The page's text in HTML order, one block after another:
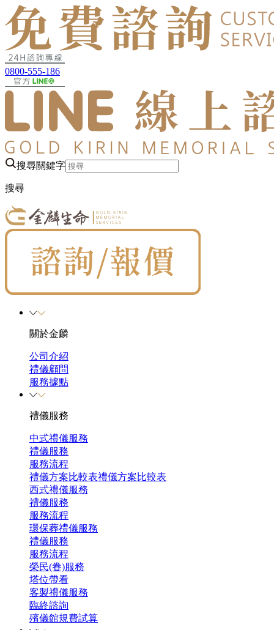
0800-555-186
搜尋關鍵字
搜尋
關於金麟
公司介紹
禮儀顧問
服務據點
禮儀服務
中式禮儀服務
禮儀服務
服務流程
禮儀方案比較表禮儀方案比較表
西式禮儀服務
禮儀服務
服務流程
環保葬禮儀服務
禮儀服務
服務流程
榮民(眷)服務
塔位帶看
客製禮儀服務
臨終諮詢
殯儀館規費試算